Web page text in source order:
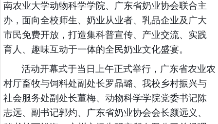
南农业大学动物科学学院、广东省奶业协会联合主
办，面向全校师生、奶业从业者、乳品企业及广大
市民免费开放，打造集科普宣传、产业交流、实践
育人、趣味互动于一体的全民奶业文化盛宴。
活动开幕式于当日上午正式举行，广东省农业农
村厅畜牧与饲料处副处长罗晶璐、我校乡村振兴与
社会服务处副处长董梅、动物科学学院党委书记陈
志远、副书记郭灼、广东省奶业协会会长颜远义、